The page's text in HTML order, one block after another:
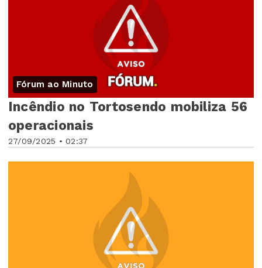
Fórum ao Minuto
27/09/2025 • 02:37
Incêndio no Tortosendo mobiliza 56
operacionais